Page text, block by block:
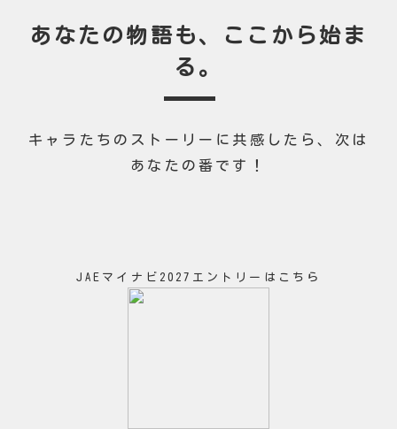
あなたの物語も、ここから始ま
る。
キャラたちのストーリーに共感したら、次は
あなたの番です！
JAEマイナビ2027エントリーはこちら